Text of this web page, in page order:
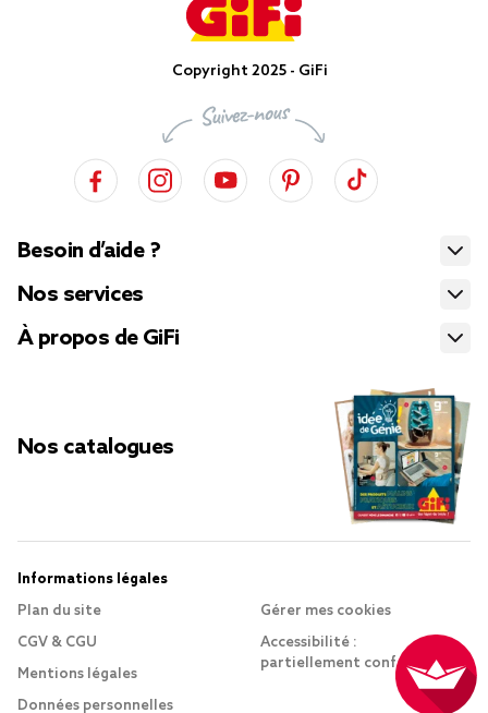
Copyright 2025 - GiFi
Besoin d’aide ?
Nos services
À propos de GiFi
Nos catalogues
Informations légales
Plan du site
CGV & CGU
Mentions légales
Données personnelles
Gérer mes cookies
Accessibilité :
partiellement conforme